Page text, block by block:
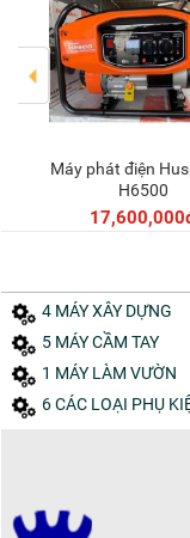
Thêm
Máy phát điện Huspanda
HD13000S
4 MÁY XÂY DỰNG
5 MÁY CẦM TAY
1 MÁY LÀM VƯỜN
6 CÁC LOẠI PHỤ